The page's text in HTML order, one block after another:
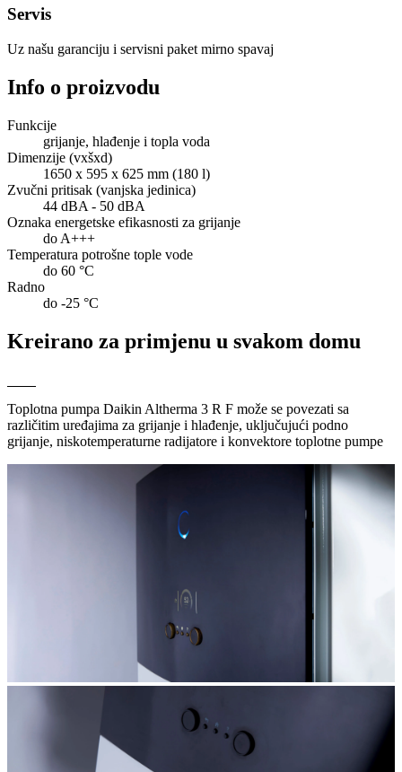
Servis
Uz našu garanciju i servisni paket mirno spavaj
Info o proizvodu
Funkcije
grijanje, hlađenje i topla voda
Dimenzije (vxšxd)
1650 x 595 x 625 mm (180 l)
Zvučni pritisak (vanjska jedinica)
44 dBA - 50 dBA
Oznaka energetske efikasnosti za grijanje
do A+++
Temperatura potrošne tople vode
do 60 °C
Radno
do -25 °C
Kreirano za primjenu u svakom domu
Toplotna pumpa Daikin Altherma 3 R F može se povezati sa
različitim uređajima za grijanje i hlađenje, uključujući podno
grijanje, niskotemperaturne radijatore i konvektore toplotne pumpe